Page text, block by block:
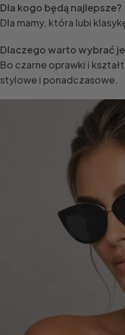
Dla kogo będą najlepsze?
Dla mamy, która lubi
Dlaczego warto wybrać
Bo czarne oprawki i
stylowe i ponadczasowe.